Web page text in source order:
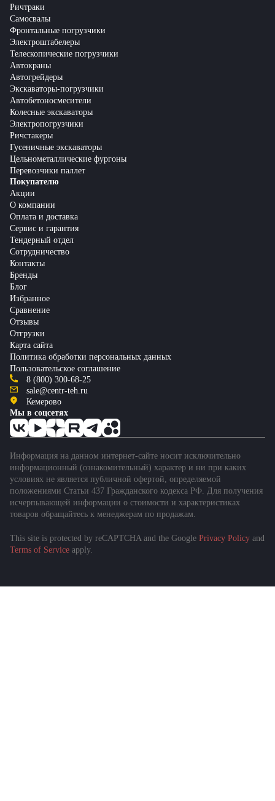
Ричтраки
Самосвалы
Фронтальные погрузчики
Электроштабелеры
Телескопические погрузчики
Автокраны
Автогрейдеры
Экскаваторы-погрузчики
Автобетоносмесители
Колесные экскаваторы
Электропогрузчики
Ричстакеры
Гусеничные экскаваторы
Цельнометаллические фургоны
Перевозчики паллет
Покупателю
Акции
О компании
Оплата и доставка
Сервис и гарантия
Тендерный отдел
Сотрудничество
Контакты
Бренды
Блог
Избранное
Сравнение
Отзывы
Отгрузки
Карта сайта
Политика обработки персональных данных
Пользовательское соглашение
8 (800) 300-68-25
sale@centr-teh.ru
Кемерово
Мы в соцсетях
Информация на данном интернет-сайте носит исключительно
информационный (ознакомительный) характер и ни при каких
условиях не является публичной офертой, определяемой
положениями Статьи 437 Гражданского кодекса РФ. Для получения
исчерпывающей информации о стоимости и характеристиках
товаров обращайтесь к менеджерам по продажам.
This site is protected by reCAPTCHA and the Google Privacy Policy and
Terms of Service apply.